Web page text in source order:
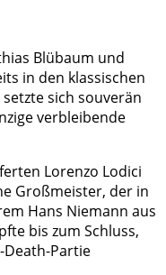
Blübaum und
in den klassischen
sich souverän
verbleibende
Lorenzo Lodici
Großmeister, der in
Hans Niemann aus
bis zum Schluss,
Death-Partie